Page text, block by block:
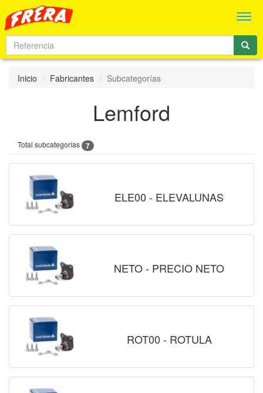
Inicio Fabricantes Subcategorías
Lemford
Total subcategorías 7
ELE00 - ELEVALUNAS
NETO - PRECIO NETO
ROT00 - ROTULA